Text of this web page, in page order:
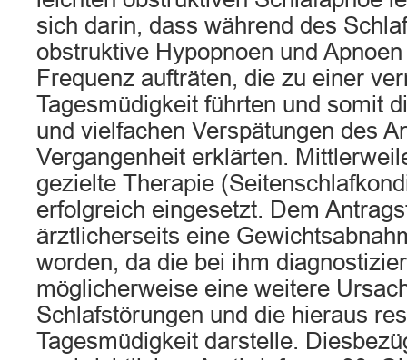
sich darin, dass während des
obstruktive Hypopnoen und
Frequenz aufträten, die zu einer
Tagesmüdigkeit führten und somit
und vielfachen Verspätungen des
Vergangenheit erklärten.
gezielte Therapie
erfolgreich eingesetzt. Dem
ärztlicherseits eine
worden, da die bei ihm
möglicherweise eine weitere
Schlafstörungen und die hieraus
Tagesmüdigkeit darstelle.